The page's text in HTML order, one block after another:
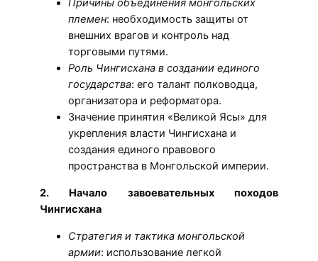
Причины объединения монгольских
племен: необходимость защиты от
внешних врагов и контроль над
торговыми путями.
Роль Чингисхана в создании единого
государства: его талант полководца,
организатора и реформатора.
Значение принятия «Великой Ясы» для
укрепления власти Чингисхана и
создания единого правового
пространства в Монгольской империи.
2. Начало завоевательных походов
Чингисхана
Стратегия и тактика монгольской
армии: использование легкой